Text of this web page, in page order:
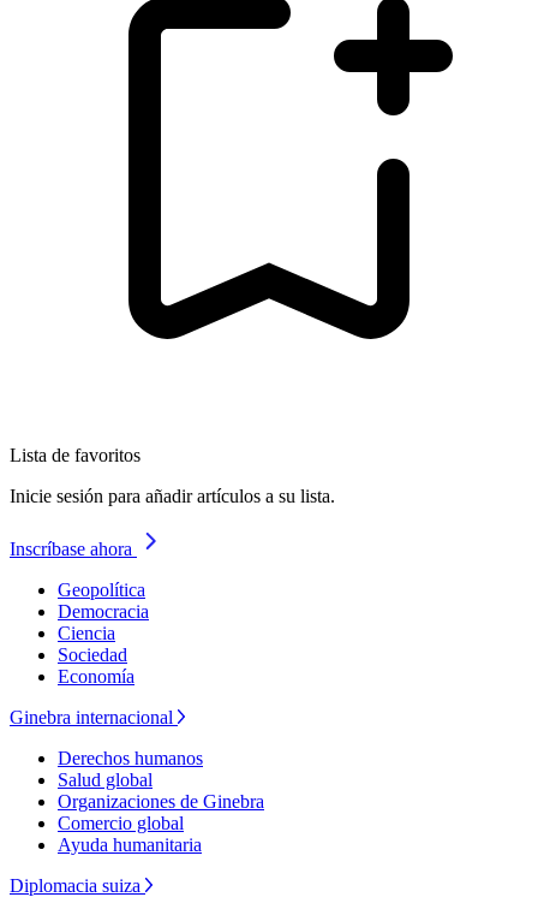
Lista de favoritos
Inicie sesión para añadir artículos a su lista.
Inscríbase ahora
Geopolítica
Democracia
Ciencia
Sociedad
Economía
Ginebra internacional
Derechos humanos
Salud global
Organizaciones de Ginebra
Comercio global
Ayuda humanitaria
Diplomacia suiza